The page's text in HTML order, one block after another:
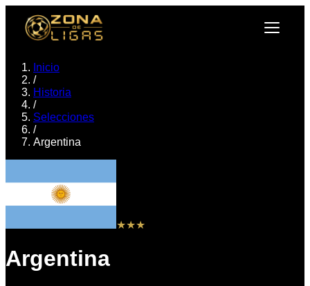
Inicio
/
Historia
/
Selecciones
/
Argentina
★★★
Argentina